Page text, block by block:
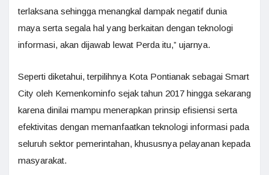
terlaksana sehingga menangkal dampak negatif dunia
maya serta segala hal yang berkaitan dengan teknologi
informasi, akan dijawab lewat Perda itu,” ujarnya.
Seperti diketahui, terpilihnya Kota Pontianak sebagai Smart
City oleh Kemenkominfo sejak tahun 2017 hingga sekarang
karena dinilai mampu menerapkan prinsip efisiensi serta
efektivitas dengan memanfaatkan teknologi informasi pada
seluruh sektor pemerintahan, khususnya pelayanan kepada
masyarakat.